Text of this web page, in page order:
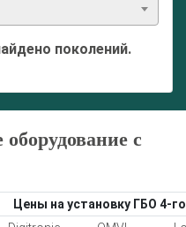
поколений.
с
Цены на установку ГБО 4-